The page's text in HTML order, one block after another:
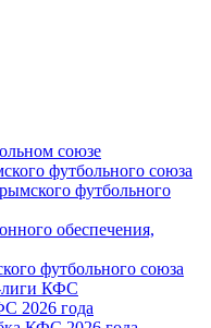
союзе
футбольного союза
футбольного
обеспечения,
футбольного союза
лиги КФС
2026 года